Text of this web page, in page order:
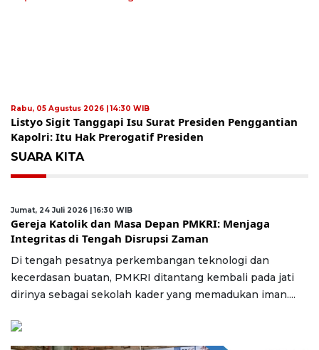
Rabu, 05 Agustus 2026 | 14:30 WIB
Listyo Sigit Tanggapi Isu Surat Presiden Penggantian
Kapolri: Itu Hak Prerogatif Presiden
SUARA KITA
Jumat, 24 Juli 2026 | 16:30 WIB
Gereja Katolik dan Masa Depan PMKRI: Menjaga
Integritas di Tengah Disrupsi Zaman
Di tengah pesatnya perkembangan teknologi dan
kecerdasan buatan, PMKRI ditantang kembali pada jati
dirinya sebagai sekolah kader yang memadukan iman....